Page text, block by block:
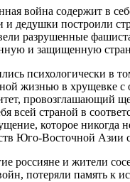
война содержит в
дедушки построили
разрушенные
и защищенную
психологически в
жизнью в хрущевке
провозглашающий
всей страной в
которое никогда
Юго-Восточной
россияне и жители
потеряли память к